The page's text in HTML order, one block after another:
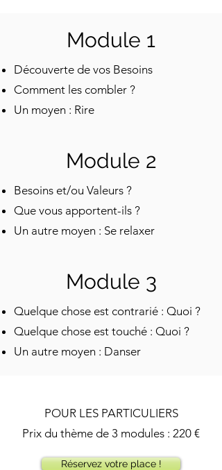
Module 1
Découverte de vos Besoins
Comment les combler ?
Un moyen : Rire
Module 2
Besoins et/ou Valeurs ?
Que vous apportent-ils ?
Un autre moyen : Se relaxer
Module 3
Quelque chose est contrarié : Quoi ?
Quelque chose est touché : Quoi ?
Un autre moyen : Danser
POUR LES PARTICULIERS
Prix du thème de 3 modules : 220 €
Réservez votre place !